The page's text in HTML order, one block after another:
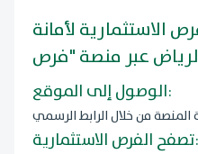
الاستثمارية لأمانة
الوصول إلى الموقع:
تصفح الفرص الاستثمارية: